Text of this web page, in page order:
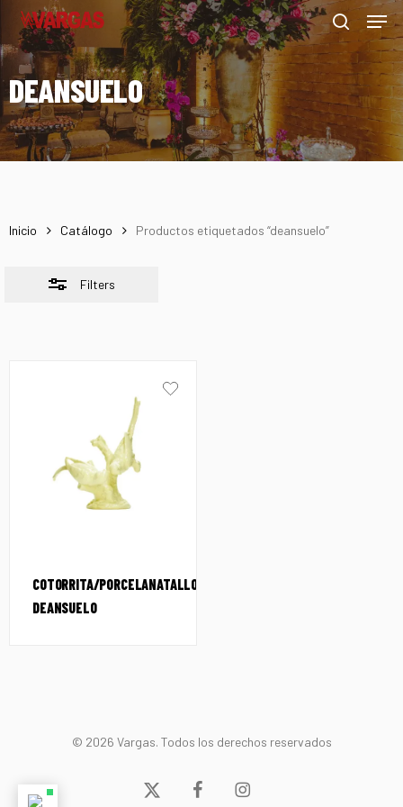
Skip
main
content
search
Menu
DEANSUELO
Inicio Catálogo Productos etiquetados “deansuelo”
Filters
Close
Filters
COTORRITA/PORCELANATALLO
DEANSUELO
© 2026 Vargas. Todos los derechos reservados
x-
facebookinstagram
Menu